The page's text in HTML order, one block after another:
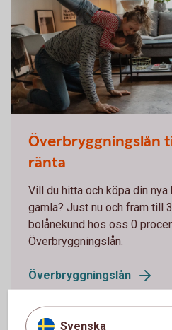
Överbryggningslån
ränta
Vill du hitta och köpa din
gamla? Just nu och fram till
bolånekund hos oss 0
Överbryggningslån.
Överbryggningslån
Svenska